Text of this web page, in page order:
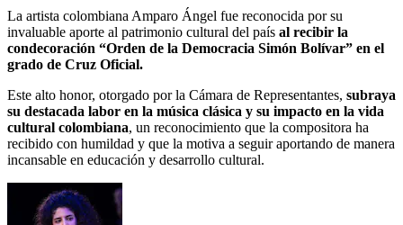
La artista colombiana Amparo Ángel fue reconocida por su
invaluable aporte al patrimonio cultural del país al recibir la
condecoración “Orden de la Democracia Simón Bolívar” en el
grado de Cruz Oficial.
Este alto honor, otorgado por la Cámara de Representantes, subraya
su destacada labor en la música clásica y su impacto en la vida
cultural colombiana, un reconocimiento que la compositora ha
recibido con humildad y que la motiva a seguir aportando de manera
incansable en educación y desarrollo cultural.​